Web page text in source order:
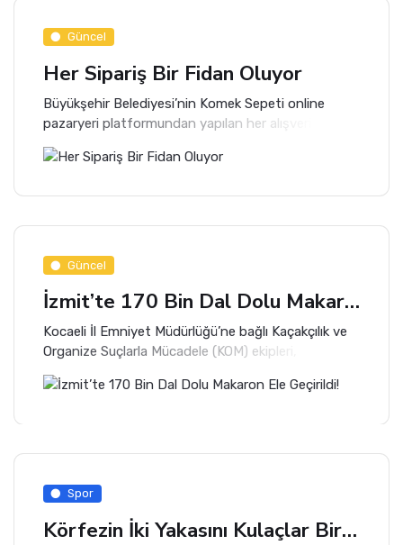
Güncel
Her Sipariş Bir Fidan Oluyor
Büyükşehir Belediyesi’nin Komek Sepeti online
pazaryeri platformundan yapılan her alışveriş için
bir fidan dikilecek. Böylece Yeşil Vatan’ın
büyümesine önemli bir katkı sağlanmış olacak.
Güncel
İzmit’te 170 Bin Dal Dolu Makaron Ele Geçirildi!
Kocaeli İl Emniyet Müdürlüğü’ne bağlı Kaçakçılık ve
Organize Suçlarla Mücadele (KOM) ekipleri,
kaçakçılıkla mücadele kapsamında İzmit’te geniş
çaplı bir operasyon gerçekleştirdi.
Spor
Körfezin İki Yakasını Kulaçlar Birleştirecek